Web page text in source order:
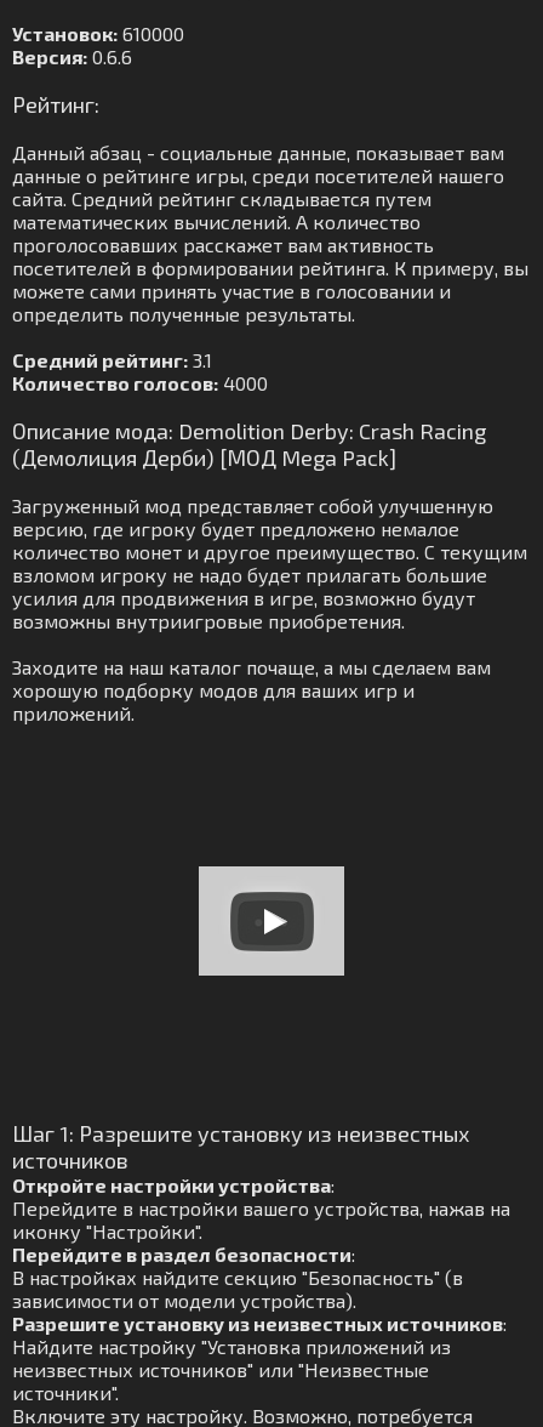
Установок: 610000
Версия: 0.6.6
Рейтинг:
Данный абзац - социальные данные, показывает вам
данные о рейтинге игры, среди посетителей нашего
сайта. Средний рейтинг складывается путем
математических вычислений. А количество
проголосовавших расскажет вам активность
посетителей в формировании рейтинга. К примеру, вы
можете сами принять участие в голосовании и
определить полученные результаты.
Средний рейтинг: 3.1
Количество голосов: 4000
Описание мода: Demolition Derby: Crash Racing
(Демолиция Дерби) [МОД Mega Pack]
Загруженный мод представляет собой улучшенную
версию, где игроку будет предложено немалое
количество монет и другое преимущество. С текущим
взломом игроку не надо будет прилагать большие
усилия для продвижения в игре, возможно будут
возможны внутриигровые приобретения.
Заходите на наш каталог почаще, а мы сделаем вам
хорошую подборку модов для ваших игр и
приложений.
Шаг 1: Разрешите установку из неизвестных
источников
Откройте настройки устройства:
Перейдите в настройки вашего устройства, нажав на
иконку "Настройки".
Перейдите в раздел безопасности:
В настройках найдите секцию "Безопасность" (в
зависимости от модели устройства).
Разрешите установку из неизвестных источников:
Найдите настройку "Установка приложений из
неизвестных источников" или "Неизвестные
источники".
Включите эту настройку. Возможно, потребуется